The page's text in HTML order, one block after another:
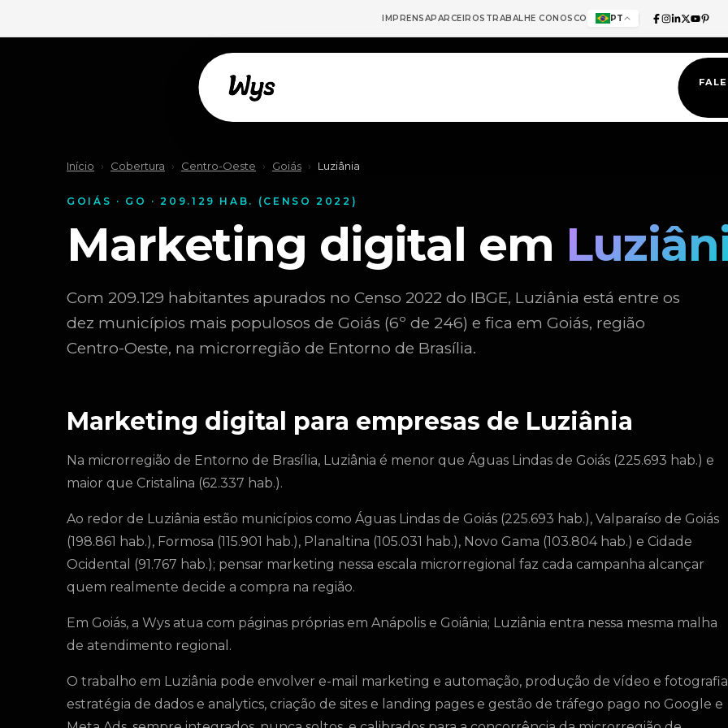
IMPRENSAPARCEIROS TRABALHE CONOSCO PT
Início › Cobertura › Centro-Oeste › Goiás › Luziânia
GOIÁS · GO · 209.129 HAB. (CENSO 2022)
Marketing digital em
Com 209.129 habitantes apurados no Censo 2022 do IBGE, Luziânia está entre os
dez municípios mais populosos de Goiás (6º de 246) e fica em Goiás, região
Centro-Oeste, na microrregião de Entorno de Brasília.
Marketing digital para empresas de Luziânia
Na microrregião de Entorno de Brasília, Luziânia é menor que Águas Lindas de Goiás (225.693 hab.) e
maior que Cristalina (62.337 hab.).
Ao redor de Luziânia estão municípios como Águas Lindas de Goiás (225.693 hab.), Valparaíso de Goiás
(198.861 hab.), Formosa (115.901 hab.), Planaltina (105.031 hab.), Novo Gama (103.804 hab.) e Cidade
Ocidental (91.767 hab.); pensar marketing nessa escala microrregional faz cada campanha alcançar
quem realmente decide a compra na região.
Em Goiás, a Wys atua com páginas próprias em Anápolis e Goiânia; Luziânia entra nessa mesma malha
de atendimento regional.
O trabalho em Luziânia pode envolver e-mail marketing e automação, produção de vídeo e
estratégia de dados e analytics, criação de sites e landing pages e gestão de tráfego pago no Google e